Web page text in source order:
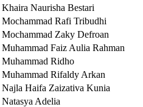
Khaira Naurisha Bestari
Mochammad Rafi Tribudhi
Mochammad Zaky Defroan
Muhammad Faiz Aulia Rahman
Muhammad Ridho
Muhammad Rifaldy Arkan
Najla Haifa Zaizativa Kunia
Natasya Adelia